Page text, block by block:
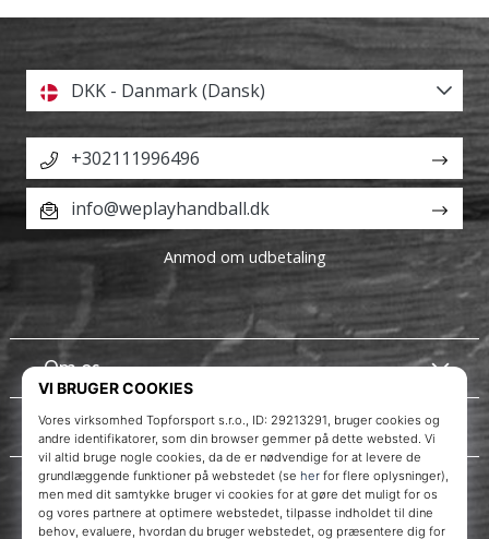
Om os
Kundeservice
DKK - Danmark (Dansk)
+302111996496
info@weplayhandball.dk
Anmod om udbetaling